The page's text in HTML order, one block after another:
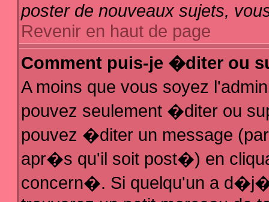
poster de nouveaux sujets,
Revenir en haut de page
Comment puis-je �diter ou
A moins que vous soyez
pouvez seulement �diter ou
pouvez �diter un message
apr�s qu'il soit post�) en
concern�. Si quelqu'un a